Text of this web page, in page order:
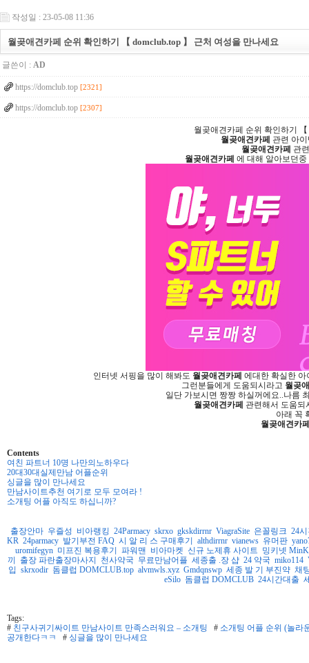
작성일 : 23-05-08 11:36
월­곶­애­견­카­페 순위 확인하기 【 domclub.top 】 근처 여성을 만나세요
글쓴이 : AD
https://domclub.top [2321]
https://domclub.top [2307]
월­곶­애­견­카­페 순위 확인하기
월­곶­애­견­카­페 관련 아
월­곶­애­견­카­페 관
월­곶­애­견­카­페 에 대해 알아보던
인터넷 서핑을 많이 해봐도 월­곶­애­견­카­페 에대한 확실한 아
그런분들에게 도움되시라고 월­곶­
일단 가보시면 짱짱 하실꺼에요..나름
월­곶­애­견­카­페 관련해서 도움되
아래 꼭
월­곶­애­견­카­
Contents
여친 파트너 10명 나만의노하우다
20대30대실제만남 어플순위
싱글을 많이 만나세요
만남사이트추천 여기로 모두 모여라 !
소개팅 어플 아직도 하십니까?
출장안마 우즐성 비아랭킹 24Parmacy skrxo gkskdirrnr ViagraSite 은꼴링크 24
KR 24parmacy 발기부전 FAQ 시 알 리 스 구매후기 althdirrnr vianews 유머판
uromifegyn 미프진 복용후기 파워맨 비아마켓 신규 노제휴 사이트 밍키넷
끼
출장 파란출장마사지 천사약국 무료만남어플 세종출 .장 샵 24 약국 miko114
입 skrxodir 돔클럽 DOMCLUB.top alvmwls.xyz Gmdqnswp 세종 발 기 부진약 채
eSilo 돔클럽 DOMCLUB 24시간대출
Tags:
# 친구사귀기싸이트 만남사이트 만족스러워요 – 소개팅 # 소개팅 어플 순위 (놀라
공개한다ㅋㅋ
# 싱글을 많이 만나세요